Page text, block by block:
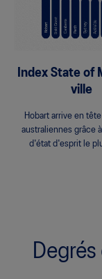
Index State of
ville
Hobart arrive en
australiennes grâce
d'état d'esprit le